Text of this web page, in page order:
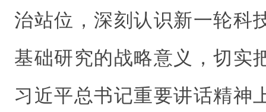
治站位，深刻认识新一轮科
基础研究的战略意义，切实
习近平总书记重要讲话精神